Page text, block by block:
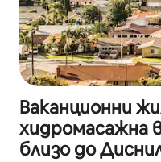
Ваканционни
хидромасажна
близо до